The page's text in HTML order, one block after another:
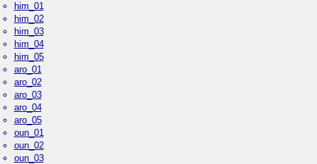
him_01
him_02
him_03
him_04
him_05
aro_01
aro_02
aro_03
aro_04
aro_05
oun_01
oun_02
oun_03